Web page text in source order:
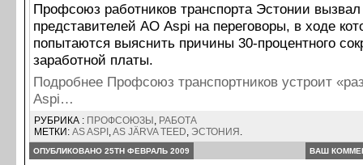
Профсоюз работников транспорта Эстонии вызвал
представителей АО Aspi на переговоры, в ходе
попытаются выяснить причины 30-процентного
заработной платы.
Подробнее Профсоюз транспортников устроит
Aspi…
РУБРИКА : ПРОФСОЮЗЫ , РАБОТА
МЕТКИ: AS ASPI ,AS JÄRVA TEED, ЭСТОНИЯ .
ОПУБЛИКОВАНО 25TH ФЕВРАЛЬ 2009 ВАШ